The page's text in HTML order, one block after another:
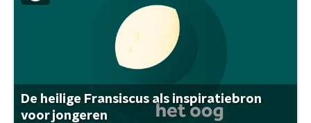
De heilige Fransiscus als inspiratiebron
voor jongeren